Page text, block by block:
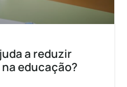
a reduzir
educação?